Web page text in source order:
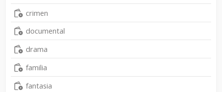
crimen
documental
drama
familia
fantasia